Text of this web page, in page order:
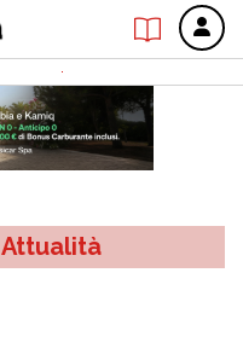
Attualità